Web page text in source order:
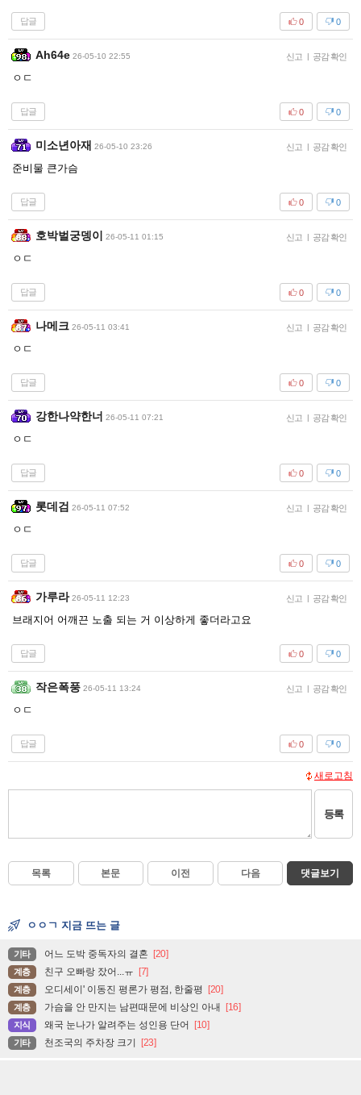
답글 0
0
Ah64e 26-05-10 22:55 신고 | 공감 확인
ㅇㄷ
답글 0
0
미소년아재 26-05-10 23:26 신고 | 공감 확인
준비물 큰가슴
답글 0
0
호박벌궁뎅이 26-05-11 01:15 신고 | 공감 확인
ㅇㄷ
답글 0
0
나메크 26-05-11 03:41 신고 | 공감 확인
ㅇㄷ
답글 0
0
강한나약한너 26-05-11 07:21 신고 | 공감 확인
ㅇㄷ
답글 0
0
롯데검 26-05-11 07:52 신고 | 공감 확인
ㅇㄷ
답글 0
0
가루라 26-05-11 12:23 신고 | 공감 확인
브래지어 어깨끈 노출 되는 거 이상하게 좋더라고요
답글 0
0
작은폭풍 26-05-11 13:24 신고 | 공감 확인
ㅇㄷ
답글 0
0
새로고침
등록
목록 본문 이전 다음 댓글보기
ㅇㅇㄱ 지금 뜨는 글
기타 어느 도박 중독자의 결혼 [20]
계층 친구 오빠랑 잤어...ㅠ [7]
계층 오디세이' 이동진 평론가 평점, 한줄평 [20]
계층 가슴을 안 만지는 남편때문에 비상인 아내 [16]
지식 왜국 눈나가 알려주는 성인용 단어 [10]
기타 천조국의 주차장 크기 [23]